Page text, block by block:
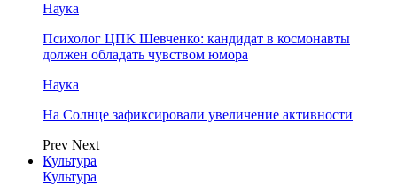
Наука
Психолог ЦПК Шевченко: кандидат в космонавты
должен обладать чувством юмора
Наука
На Солнце зафиксировали увеличение активности
Prev Next
Культура
Культура